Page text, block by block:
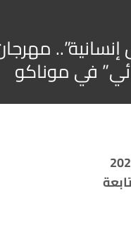
إنسانية”..
في موناكو